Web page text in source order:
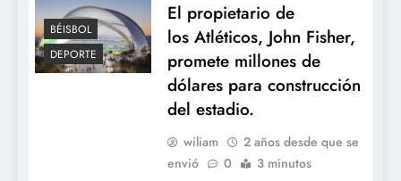
BÉISBOL
DEPORTE
El propietario de
los Atléticos, John Fisher,
promete millones de
dólares para construcción
del estadio.
wiliam
2 años desde que se
envió
0 3 minutos